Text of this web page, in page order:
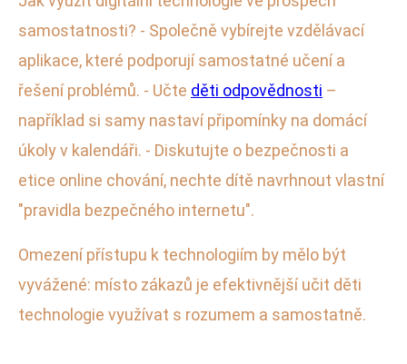
samostatnosti? - Společně vybírejte vzdělávací
aplikace, které podporují samostatné učení a
řešení problémů. - Učte děti odpovědnosti –
například si samy nastaví připomínky na domácí
úkoly v kalendáři. - Diskutujte o bezpečnosti a
etice online chování, nechte dítě navrhnout vlastní
"pravidla bezpečného internetu".
Omezení přístupu k technologiím by mělo být
vyvážené: místo zákazů je efektivnější učit děti
technologie využívat s rozumem a samostatně.